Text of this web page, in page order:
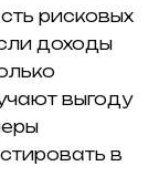
рисковых
доходы
выгоду
в